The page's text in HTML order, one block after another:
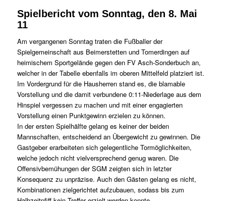
Spielbericht vom Sonntag, den 8. Mai
11
Am vergangenen Sonntag traten die Fußballer der
Spielgemeinschaft aus Beimerstetten und Tomerdingen auf
heimischem Sportgelände gegen den FV Asch-Sonderbuch an,
welcher in der Tabelle ebenfalls im oberen Mittelfeld platziert ist.
Im Vordergrund für die Hausherren stand es, die blamable
Vorstellung und die damit verbundene 0:11-Niederlage aus dem
Hinspiel vergessen zu machen und mit einer engagierten
Vorstellung einen Punktgewinn erzielen zu können.
In der ersten Spielhälfte gelang es keiner der beiden
Mannschaften, entscheidend an Übergewicht zu gewinnen. Die
Gastgeber erarbeiteten sich gelegentliche Tormöglichkeiten,
welche jedoch nicht vielversprechend genug waren. Die
Offensivbemühungen der SGM zeigten sich in letzter
Konsequenz zu unpräzise. Auch den Gästen gelang es nicht,
Kombinationen zielgerichtet aufzubauen, sodass bis zum